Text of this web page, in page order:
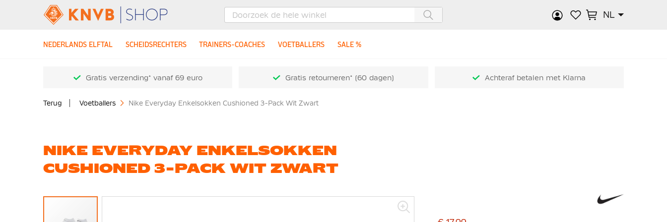
NL
NEDERLANDS ELFTAL SCHEIDSRECHTERS TRAINERS-COACHES VOETBALLERS SALE %
Gratis verzending* vanaf 69 euro Gratis retourneren* (60 dagen) Achteraf betalen met Klarna
Terug Voetballers Nike Everyday Enkelsokken Cushioned 3-Pack Wit Zwart
NIKE EVERYDAY ENKELSOKKEN
CUSHIONED 3-PACK WIT ZWART
Ga